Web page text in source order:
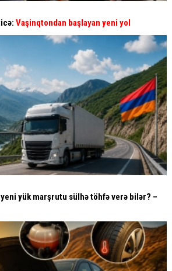
Vaşinqtondan başlayan yeni yol
yük marşrutu sülhə töhfə verə bilər? –